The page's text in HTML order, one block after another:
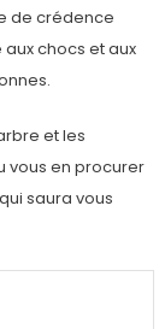
de crédence
chocs et aux
et les
vous en procurer
saura vous